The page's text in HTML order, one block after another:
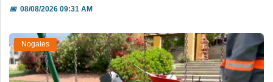
📅08/08/2026 09:31 AM
Nogales